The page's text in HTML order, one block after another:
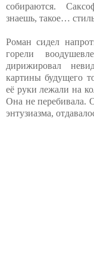
собираются.
знаешь, такое…
Роман сидел
горели
дирижировал
картины будущего
её руки лежали на
Она не перебивала.
энтузиазма,